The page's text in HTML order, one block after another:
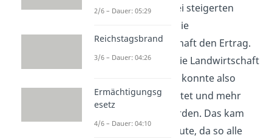
Landwirtschaft. Dabei steigerten
bessere Pflüge und die
Fruchtwechselwirtschaft den Ertrag.
Das bedeutet, dass die Landwirtschaft
wurde. Es konnte also
mehr Getreide geerntet und mehr
Essen produziert werden. Das kam
der Bevölkerung zugute, da so alle
2/6 – Dauer: 05:29
Reichstagsbrand
3/6 – Dauer: 04:26
Ermächtigungsg
esetz
4/6 – Dauer: 04:10